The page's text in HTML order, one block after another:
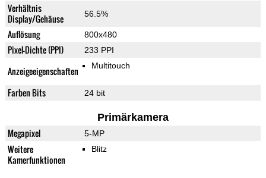
Verhältnis
Display/Gehäuse
56.5%
Auflösung 800x480
Pixel-Dichte (PPI) 233 PPI
Anzeigeeigenschaften Multitouch
Farben Bits 24 bit
Primärkamera
Megapixel 5-MP
Weitere
Kamerfunktionen
Blitz